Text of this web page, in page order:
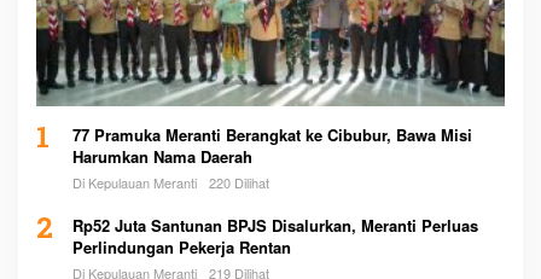
1
77 Pramuka Meranti Berangkat ke Cibubur, Bawa Misi
Harumkan Nama Daerah
Di Kepulauan Meranti 220 Dilihat
2
Rp52 Juta Santunan BPJS Disalurkan, Meranti Perluas
Perlindungan Pekerja Rentan
Di Kepulauan Meranti 219 Dilihat